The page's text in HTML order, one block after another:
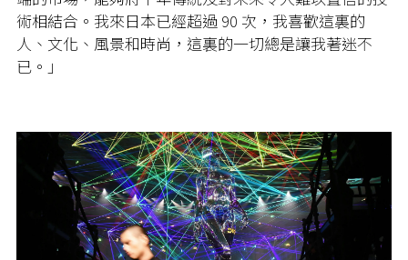
術相結合。我來日本已經超過 90 次，我喜歡這裏的
人、文化、風景和時尚，這裏的一切總是讓我著迷不
已。」